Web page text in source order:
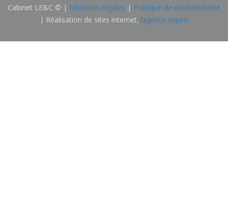
Cabinet LE&C © | Mentions légales | Politique de confidentialité
| Réalisation de sites internet, lagence.expert